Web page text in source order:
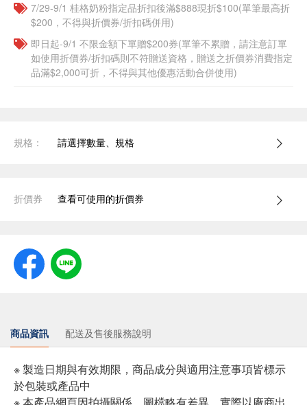
7/29-9/1 桂格奶粉指定品折扣後滿$888現折$100(單筆最高折
$200，不得與折價券/折扣碼併用)
即日起-9/1 不限金額下單贈$200券(單筆不累贈，請注意訂單
如使用折價券/折扣碼則不符贈送資格，贈送之折價券消費指定
品滿$2,000可折，不得與其他優惠活動合併使用)
規格： 請選擇數量、規格
折價券 查看可使用的折價券
商品資訊 配送及售後服務說明
※ 製造日期與有效期限，商品成分與適用注意事項皆標示
於包裝或產品中
※ 本產品網頁因拍攝關係，圖檔略有差異，實際以廠商出